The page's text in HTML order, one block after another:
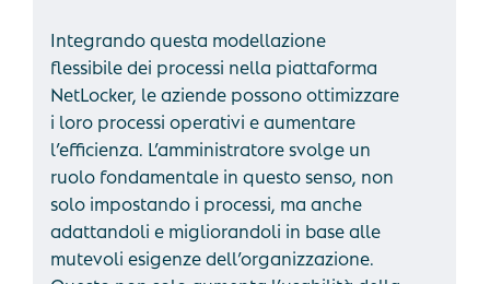
Integrando questa modellazione
flessibile dei processi nella piattaforma
NetLocker, le aziende possono ottimizzare
i loro processi operativi e aumentare
l’efficienza. L’amministratore svolge un
ruolo fondamentale in questo senso, non
solo impostando i processi, ma anche
adattandoli e migliorandoli in base alle
mutevoli esigenze dell’organizzazione.